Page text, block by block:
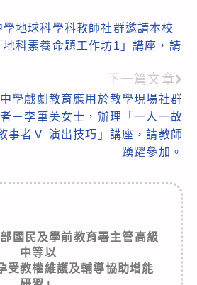
地球科學科教師社群邀請本校
科素養命題工作坊1」講座，請
下一篇文章
學戲劇教育應用於教學現場社群
－李筆美女士，辦理「一人一故
事者Ｖ 演出技巧」講座，請教師
踴躍參加。
國民及學前教育署主管高級
中等以
受教權維護及輔導協助增能